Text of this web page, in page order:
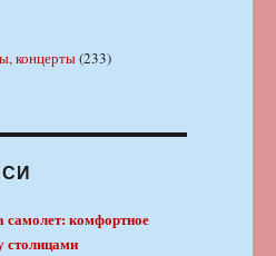
концерты(233)
комфортное
столицами